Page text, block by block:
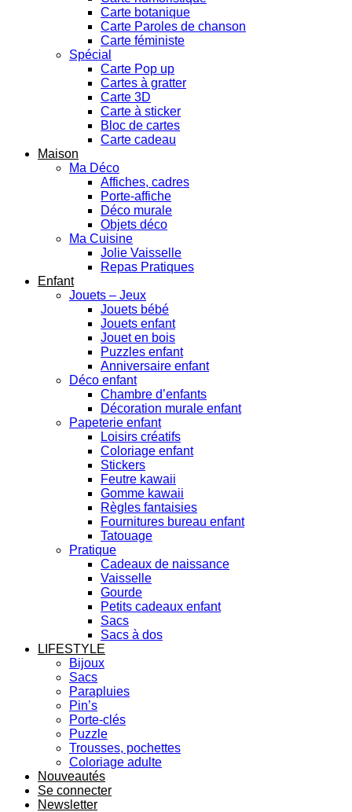
Carte botanique
Carte Paroles de chanson
Carte féministe
Spécial
Carte Pop up
Cartes à gratter
Carte 3D
Carte à sticker
Bloc de cartes
Carte cadeau
Maison
Ma Déco
Affiches, cadres
Porte-affiche
Déco murale
Objets déco
Ma Cuisine
Jolie Vaisselle
Repas Pratiques
Enfant
Jouets – Jeux
Jouets bébé
Jouets enfant
Jouet en bois
Puzzles enfant
Anniversaire enfant
Déco enfant
Chambre d’enfants
Décoration murale enfant
Papeterie enfant
Loisirs créatifs
Coloriage enfant
Stickers
Feutre kawaii
Gomme kawaii
Règles fantaisies
Fournitures bureau enfant
Tatouage
Pratique
Cadeaux de naissance
Vaisselle
Gourde
Petits cadeaux enfant
Sacs
Sacs à dos
LIFESTYLE
Bijoux
Sacs
Parapluies
Pin’s
Porte-clés
Puzzle
Trousses, pochettes
Coloriage adulte
Nouveautés
Se connecter
Newsletter